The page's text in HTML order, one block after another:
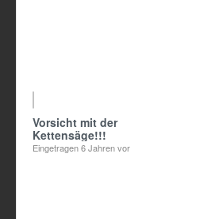
Vorsicht mit der
Kettensäge!!!
Eingetragen6 Jahren vor